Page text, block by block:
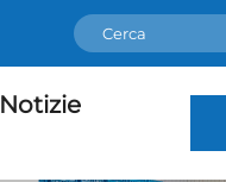
Notizie